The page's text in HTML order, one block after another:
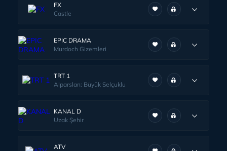
FX
Castle
EPIC DRAMA
Murdoch Gizemleri
TRT 1
Alparslan: Büyük Selçuklu
KANAL D
Uzak Şehir
ATV